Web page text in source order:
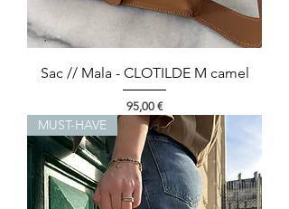
Sac // Mala - CLOTILDE M camel
Preço
95,00 €
MUST-HAVE